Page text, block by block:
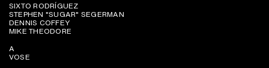
SIXTO RODRÍGUEZ
STEPHEN "SUGAR" SEGERMAN
DENNIS COFFEY
MIKE THEODORE
A
VOSE